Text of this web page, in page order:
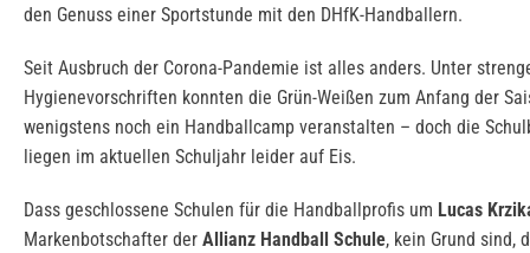
den Genuss einer Sportstunde mit den DHfK-Handballern.
Seit Ausbruch der Corona-Pandemie ist alles anders. Unter
Hygienevorschriften konnten die Grün-Weißen zum Anfang der
wenigstens noch ein Handballcamp veranstalten – doch die
liegen im aktuellen Schuljahr leider auf Eis.
Dass geschlossene Schulen für die Handballprofis um Lucas
Markenbotschafter der Allianz Handball Schule, kein Grund sind,